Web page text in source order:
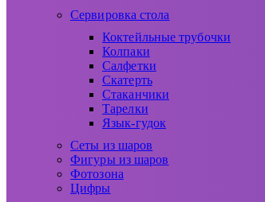
Сервировка стола
Коктейльные трубочки
Колпаки
Салфетки
Скатерть
Стаканчики
Тарелки
Язык-гудок
Сеты из шаров
Фигуры из шаров
Фотозона
Цифры